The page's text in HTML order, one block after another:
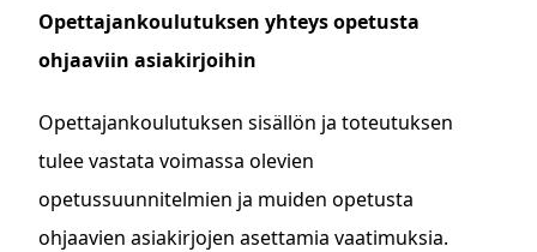
Opettajankoulutuksen yhteys opetusta
ohjaaviin asiakirjoihin
Opettajankoulutuksen sisällön ja toteutuksen
tulee vastata voimassa olevien
opetussuunnitelmien ja muiden opetusta
ohjaavien asiakirjojen asettamia vaatimuksia.